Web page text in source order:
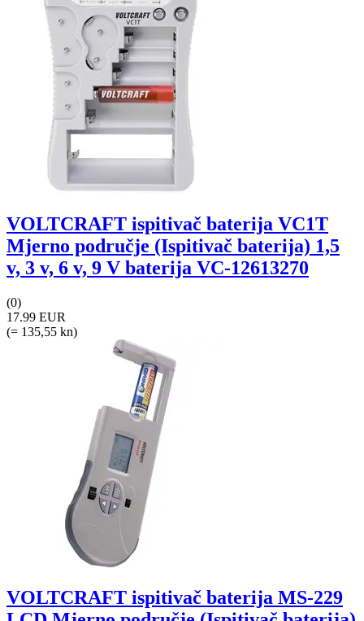
VOLTCRAFT ispitivač baterija VC1T
Mjerno područje (Ispitivač baterija) 1,5
v, 3 v, 6 v, 9 V baterija VC-12613270
(0)
17.99 EUR
(= 135,55 kn)
VOLTCRAFT ispitivač baterija MS-229